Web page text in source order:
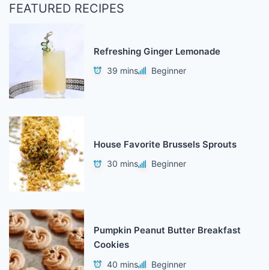
FEATURED RECIPES
Refreshing Ginger Lemonade
39 mins Beginner
House Favorite Brussels Sprouts
30 mins Beginner
Pumpkin Peanut Butter Breakfast
Cookies
40 mins Beginner